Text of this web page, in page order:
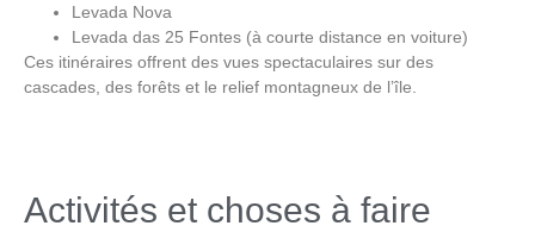
Levada Nova
Levada das 25 Fontes (à courte distance en voiture)
Ces itinéraires offrent des vues spectaculaires sur des
cascades, des forêts et le relief montagneux de l’île.
Activités et choses à faire